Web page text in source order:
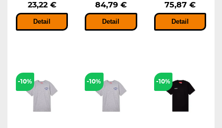
23,22 €
Detail
84,79 €
Detail
75,87 €
Detail
-10% -10% -10%